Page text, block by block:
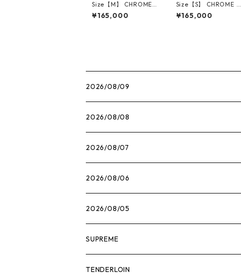
Size【M】 CHROME
HEARTS クロム・ハー
ツ T BAR RIB TANK W
¥165,000
Size【S】 CHROME H
EARTS クロム・ハーツ
T BAR RIB TANK WHI
¥165,000
2026/08/09
2026/08/08
2026/08/07
2026/08/06
2026/08/05
SUPREME
Tシャツ
TENDERLOIN